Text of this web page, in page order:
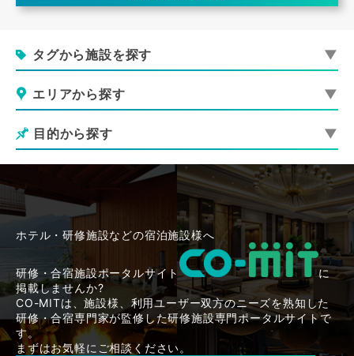
タグから施設を探す
エリアから探す
目的から探す
ホテル・研修施設などの宿泊施設様へ
研修・合宿施設ポータルサイト
に
掲載しませんか?
CO-MITは、施設様、利用ユーザー双方のニーズを熟知した
研修・合宿専門家が監修した研修施設専門ポータルサイトで
す。
まずはお気軽にご相談ください。